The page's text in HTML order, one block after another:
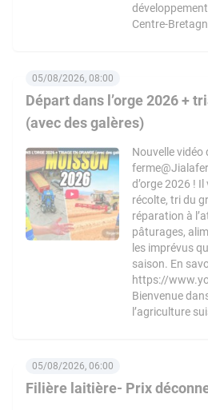
Centre-
Départ dans l’orge 2026 +
(avec des galères)
05/08/2026, 08:00
Nouvelle vidéo
d’orge 2026 !
récolte, tri du
réparation à
pâturages,
les imprévus
saison. En
https://
Bienvenue
l’agriculture
Filière laitière- Prix
05/08/2026, 06:00